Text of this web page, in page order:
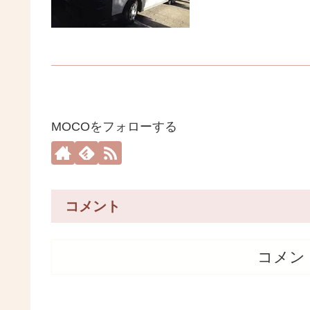
MOCOをフォローする
コメント
コメン